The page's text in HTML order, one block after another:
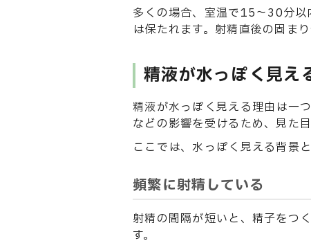
多くの場合、室温で15〜30分以
は保たれます。射精直後の固ま
精液が水っぽく見え
精液が水っぽく見える理由は一
などの影響を受けるため、見た
ここでは、水っぽく見える背景
頻繁に射精している
射精の間隔が短いと、精子をつ
す。